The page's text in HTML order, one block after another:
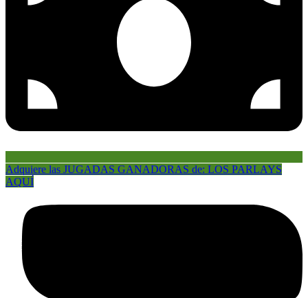
Adquiere las JUGADAS GANADORAS de: LOS PARLAYS
AQUÍ